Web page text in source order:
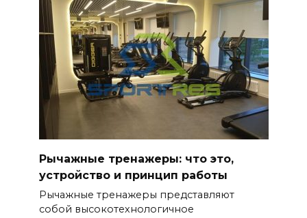
Рычажные тренажеры: что это,
устройство и принцип работы
Рычажные тренажеры представляют
собой высокотехнологичное